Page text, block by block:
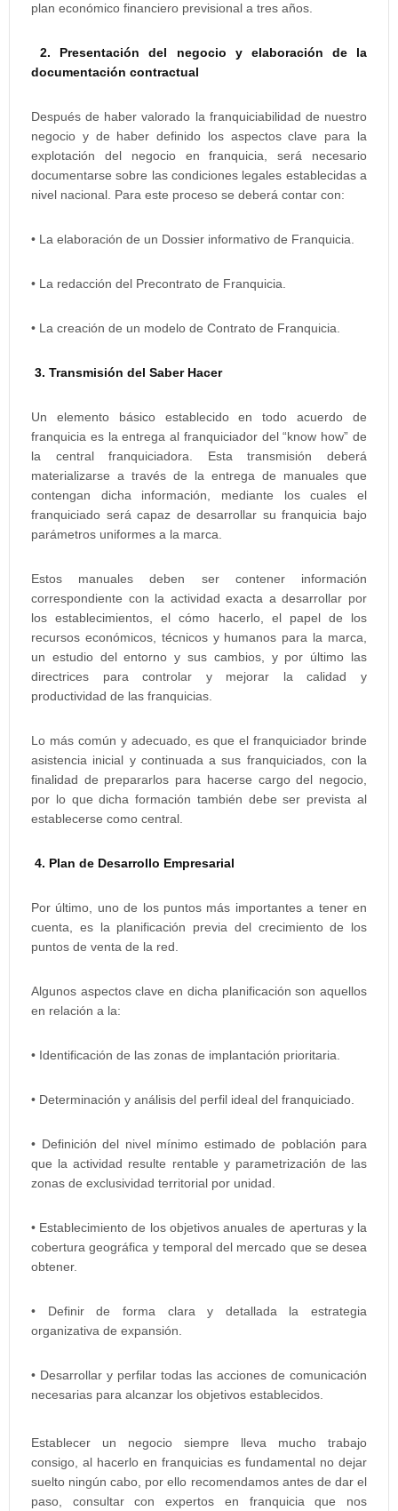
plan económico financiero previsional a tres años.
2. Presentación del negocio y elaboración de la
documentación contractual
Después de haber valorado la franquiciabilidad de nuestro
negocio y de haber definido los aspectos clave para la
explotación del negocio en franquicia, será necesario
documentarse sobre las condiciones legales establecidas a
nivel nacional. Para este proceso se deberá contar con:
• La elaboración de un Dossier informativo de Franquicia.
• La redacción del Precontrato de Franquicia.
• La creación de un modelo de Contrato de Franquicia.
3. Transmisión del Saber Hacer
Un elemento básico establecido en todo acuerdo de
franquicia es la entrega al franquiciador del “know how” de
la central franquiciadora. Esta transmisión deberá
materializarse a través de la entrega de manuales que
contengan dicha información, mediante los cuales el
franquiciado será capaz de desarrollar su franquicia bajo
parámetros uniformes a la marca.
Estos manuales deben ser contener información
correspondiente con la actividad exacta a desarrollar por
los establecimientos, el cómo hacerlo, el papel de los
recursos económicos, técnicos y humanos para la marca,
un estudio del entorno y sus cambios, y por último las
directrices para controlar y mejorar la calidad y
productividad de las franquicias.
Lo más común y adecuado, es que el franquiciador brinde
asistencia inicial y continuada a sus franquiciados, con la
finalidad de prepararlos para hacerse cargo del negocio,
por lo que dicha formación también debe ser prevista al
establecerse como central.
4. Plan de Desarrollo Empresarial
Por último, uno de los puntos más importantes a tener en
cuenta, es la planificación previa del crecimiento de los
puntos de venta de la red.
Algunos aspectos clave en dicha planificación son aquellos
en relación a la:
• Identificación de las zonas de implantación prioritaria.
• Determinación y análisis del perfil ideal del franquiciado.
• Definición del nivel mínimo estimado de población para
que la actividad resulte rentable y parametrización de las
zonas de exclusividad territorial por unidad.
• Establecimiento de los objetivos anuales de aperturas y la
cobertura geográfica y temporal del mercado que se desea
obtener.
• Definir de forma clara y detallada la estrategia
organizativa de expansión.
• Desarrollar y perfilar todas las acciones de comunicación
necesarias para alcanzar los objetivos establecidos.
Establecer un negocio siempre lleva mucho trabajo
consigo, al hacerlo en franquicias es fundamental no dejar
suelto ningún cabo, por ello recomendamos antes de dar el
paso, consultar con expertos en franquicia que nos